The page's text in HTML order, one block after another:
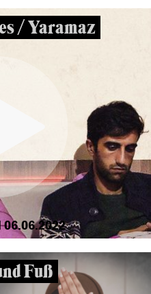
/ Yaramaz
06.06.2022
Fuß